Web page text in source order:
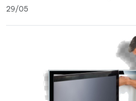
29/05